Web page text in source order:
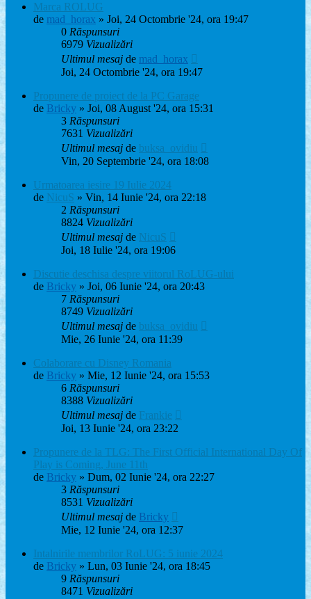
Marca ROLUG
de mad_horax » Joi, 24 Octombrie '24, ora 19:47
0 Răspunsuri
6979 Vizualizări
Ultimul mesaj de mad_horax
Joi, 24 Octombrie '24, ora 19:47
Propunere de proiect de la PC Garage
de Bricky » Joi, 08 August '24, ora 15:31
3 Răspunsuri
7631 Vizualizări
Ultimul mesaj de buksa_ovidiu
Vin, 20 Septembrie '24, ora 18:08
Urmatoarea iesire 19 Iulie 2024
de NicuS » Vin, 14 Iunie '24, ora 22:18
2 Răspunsuri
8824 Vizualizări
Ultimul mesaj de NicuS
Joi, 18 Iulie '24, ora 19:06
Discutie deschisa despre viitorul RoLUG-ului
de Bricky » Joi, 06 Iunie '24, ora 20:43
7 Răspunsuri
8749 Vizualizări
Ultimul mesaj de buksa_ovidiu
Mie, 26 Iunie '24, ora 11:39
Colaborare cu Disney Romania
de Bricky » Mie, 12 Iunie '24, ora 15:53
6 Răspunsuri
8388 Vizualizări
Ultimul mesaj de Frankie
Joi, 13 Iunie '24, ora 23:22
Propunere de la TLG: The First Official International Day Of
Play is Coming, June 11th
de Bricky » Dum, 02 Iunie '24, ora 22:27
3 Răspunsuri
8531 Vizualizări
Ultimul mesaj de Bricky
Mie, 12 Iunie '24, ora 12:37
Intalnirile membrilor RoLUG: 5 iunie 2024
de Bricky » Lun, 03 Iunie '24, ora 18:45
9 Răspunsuri
8471 Vizualizări